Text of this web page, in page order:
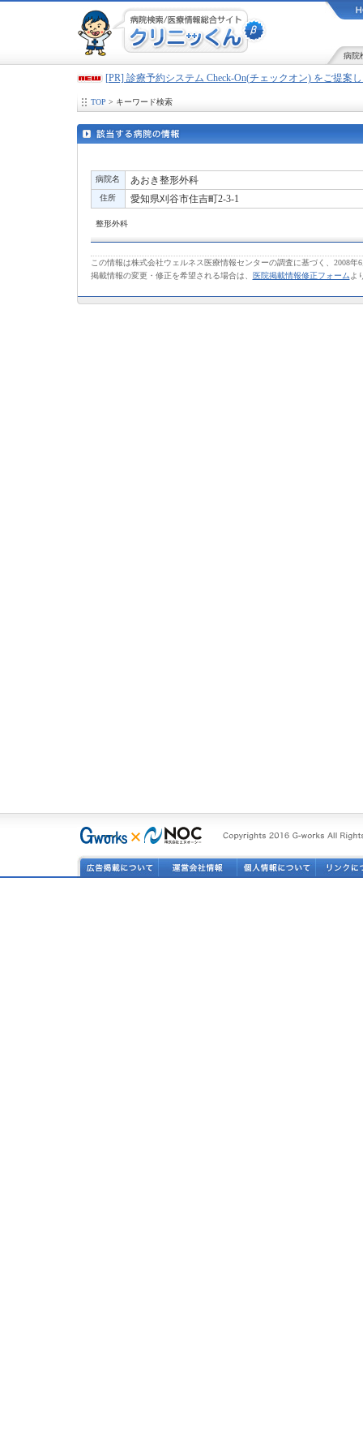
病院
[PR] 診療予約システム Check-On(チェックオン) をご提案
TOP > キーワード検索
病院名 あおき整形外科
住所 愛知県刈谷市住吉町2-3-1
整形外科
この情報は株式会社ウェルネス医療情報センターの調査に基づく、2008年
掲載情報の変更・修正を希望される場合は、
医院掲載情報修正フォーム よ